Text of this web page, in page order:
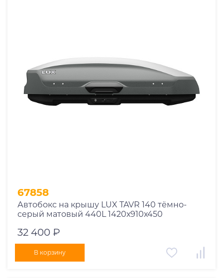
67858
Автобокс на крышу LUX TAVR 140 тёмно-
серый матовый 440L 1420х910х450
32 400 ₽
В корзину